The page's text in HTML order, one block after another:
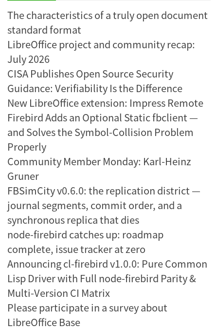
The characteristics of a truly open document
standard format
LibreOffice project and community recap:
July 2026
CISA Publishes Open Source Security
Guidance: Verifiability Is the Difference
New LibreOffice extension: Impress Remote
Firebird Adds an Optional Static fbclient —
and Solves the Symbol-Collision Problem
Properly
Community Member Monday: Karl-Heinz
Gruner
FBSimCity v0.6.0: the replication district —
journal segments, commit order, and a
synchronous replica that dies
node-firebird catches up: roadmap
complete, issue tracker at zero
Announcing cl-firebird v1.0.0: Pure Common
Lisp Driver with Full node-firebird Parity &
Multi-Version CI Matrix
Please participate in a survey about
LibreOffice Base